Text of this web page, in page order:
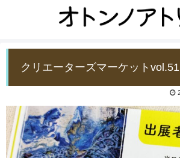
クリエーターズマーケットvol.51